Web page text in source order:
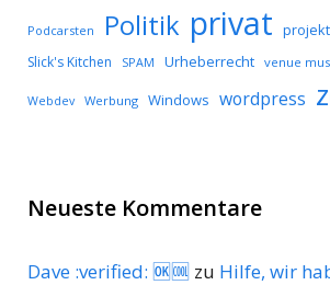
Podcarsten Politik privat
Slick's Kitchen SPAM Urheberrecht venue
Webdev Werbung Windows wordpress
Neueste Kommentare
Dave :verified: 🆗🆒 zu Hilfe, wir